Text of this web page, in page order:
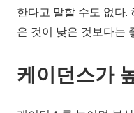
한다고 말할 수도 없다.
은 것이 낮은 것보다는
케이던스가